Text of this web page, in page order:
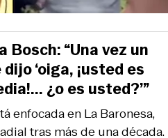
enfocada en La Baronesa,
tras más de una década.
Bosch: “Una vez un
‘oiga, ¡usted es
¿o es usted?’”